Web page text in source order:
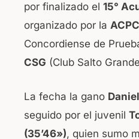
por finalizado el 15°
organizado por la ACPC
Concordiense de
CSG (Club Salto
La fecha la gano
seguido por el juvenil
(35’46»), quien sumo